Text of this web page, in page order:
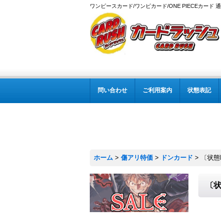
ワンピースカード/ワンピカード/ONE PIECEカード
問い合わせ ご利用案内 状態表記
ホーム > 傷アリ特価 > ドンカード > 〔状
〔